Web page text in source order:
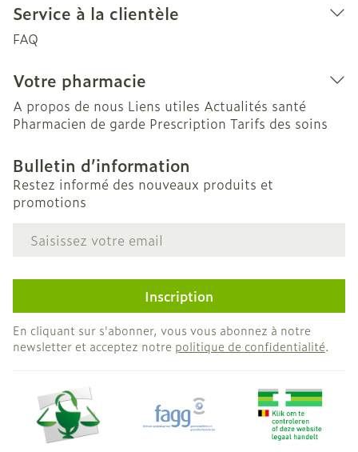
Service à la clientèle
FAQ
Votre pharmacie
A propos de nous Liens utiles Actualités santé
Pharmacien de garde Prescription Tarifs des soins
Bulletin d’information
Restez informé des nouveaux produits et
promotions
Adresse mail
Inscription
En cliquant sur s'abonner, vous vous abonnez à notre
newsletter et acceptez notre politique de confidentialité.